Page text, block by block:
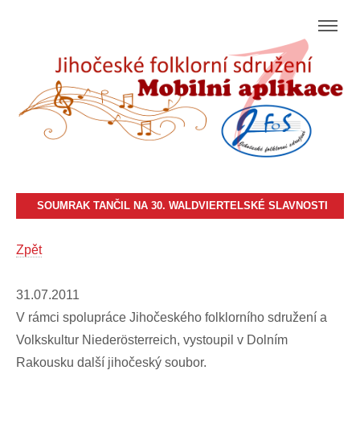
SOUMRAK TANČIL NA 30. WALDVIERTELSKÉ SLAVNOSTI
Zpět
31.07.2011
V rámci spolupráce Jihočeského folklorního sdružení a
Volkskultur Niederösterreich, vystoupil v Dolním
Rakousku další jihočeský soubor.